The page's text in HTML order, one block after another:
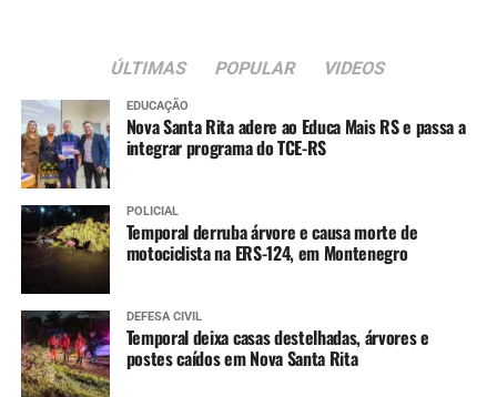
ÚLTIMAS POPULAR VIDEOS
EDUCAÇÃO
Nova Santa Rita adere ao Educa Mais RS e passa a
integrar programa do TCE-RS
POLICIAL
Temporal derruba árvore e causa morte de
motociclista na ERS-124, em Montenegro
DEFESA CIVIL
Temporal deixa casas destelhadas, árvores e
postes caídos em Nova Santa Rita